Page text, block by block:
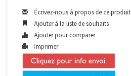
Écrivez-nous à propos de ce produit
Ajouter à la liste de souhaits
Ajouter pour comparer
Imprimer